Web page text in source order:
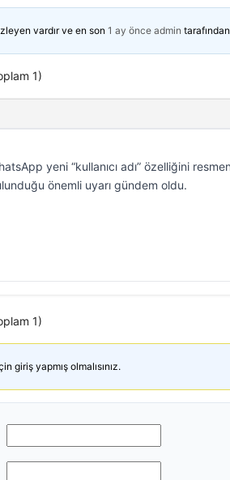
vardır ve en son 1 ay önce admin
1)
yeni “kullanıcı adı” özelliğini
önemli uyarı gündem oldu.
1)
giriş yapmış olmalısınız.